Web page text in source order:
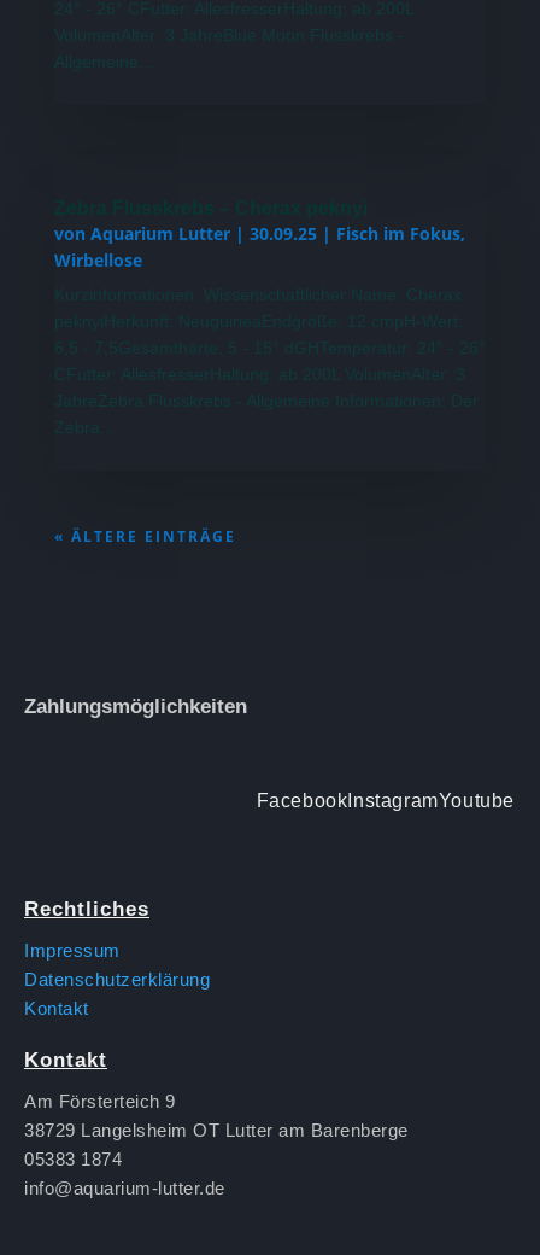
von Aquarium Lutter| 30.09.25| Fisch im Fokus,
Wirbellose
« ÄLTERE EINTRÄGE
Zahlungsmöglichkeiten
Facebook InstagramYoutube
Rechtliches
Impressum
Datenschutzerklärung
Kontakt
Kontakt
Am Försterteich 9
38729 Langelsheim OT Lutter am Barenberge
05383 1874
info@aquarium-lutter.de